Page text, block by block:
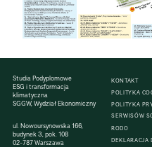
Studia Podyplomowe
ESG i transformacja
klimatyczna
SGGW, Wydział Ekonomiczny
ul. Nowoursynowska 166,
budynek 3, pok. 108
02-787 Warszawa
KONTAKT
POLITYKA
POLITYKA
SERWISÓW
RODO
DEKLARACJA